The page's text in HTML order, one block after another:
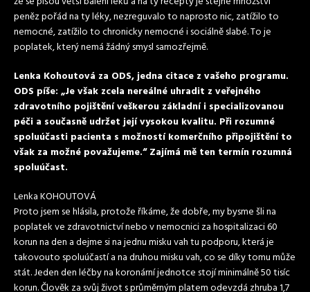
peněz pořád na ty léky, nezreguvalo to naprosto nic, zatížilo to
nemocné, zatížilo to chronicky nemocné i sociálně slabé. To je
poplatek, který nemá žádný smysl samozřejmě.
Lenka Kohoutová za ODS, jedna citace z vašeho programu.
ODS píše: „Je však zcela nereálné uhradit z veřejného
zdravotního pojištění veškerou základní i specializovanou
péči a současně udržet její vysokou kvalitu. Při rozumné
spoluúčasti pacienta s možností komerčního připojištění to
však za možné považujeme.“ Zajímá mě ten termín rozumná
spoluúčast.
Lenka KOHOUTOVÁ
Proto jsem se hlásila, protože říkáme, že dobře, my bysme šli na
poplatek ve zdravotnictví nebo v nemocnici za hospitalizaci 60
korun na den a dejme si na jednu misku vah tu podporu, která je
takovouto spoluúčastí a na druhou misku vah, co se díky tomu může
stát. Jeden den léčby na koronární jednotce stojí minimálně 50 tisíc
korun. Člověk za svůj život s průměrným platem odevzdá zhruba 1,7